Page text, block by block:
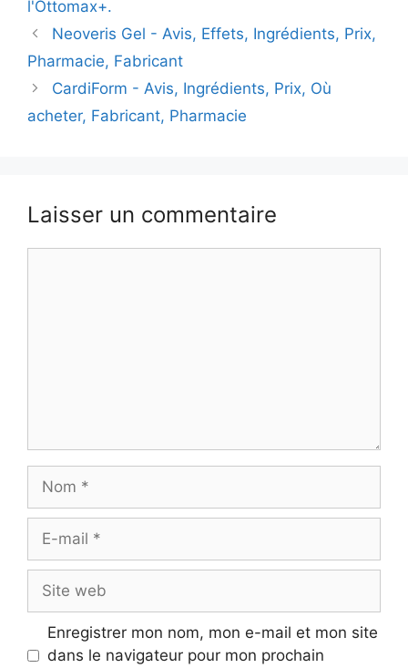
l'Ottomax+.
Neoveris Gel - Avis, Effets, Ingrédients, Prix,
Pharmacie, Fabricant
CardiForm - Avis, Ingrédients, Prix, Où
acheter, Fabricant, Pharmacie
Laisser un commentaire
Nom
Site
web
Enregistrer mon nom, mon e-mail et mon site
dans le navigateur pour mon prochain